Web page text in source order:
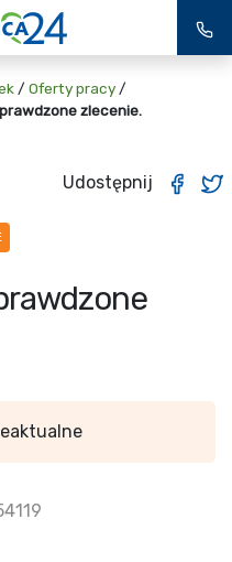
/ Oferty pracy /
zlecenie.
Udostępnij